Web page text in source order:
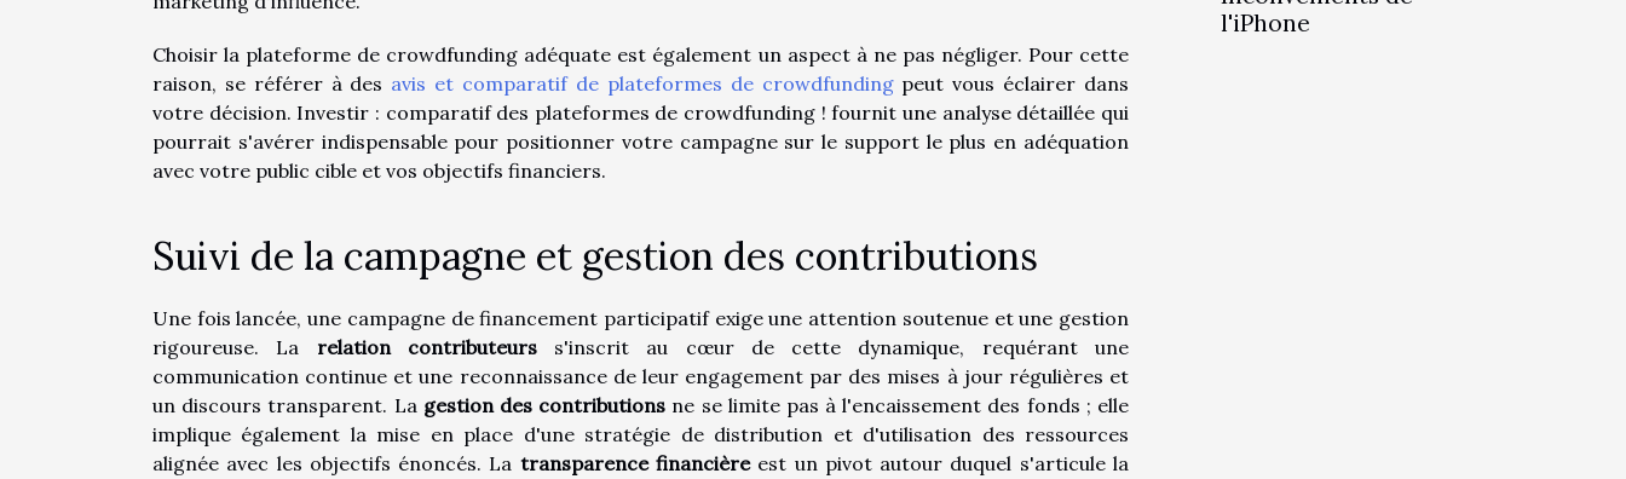
Choisir la plateforme de crowdfunding adéquate est également un aspect à ne pas négliger. Pour cette
raison, se référer à des avis et comparatif de plateformes de crowdfundingpeut vous éclairer dans
votre décision. Investir : comparatif des plateformes de crowdfunding ! fournit une analyse détaillée qui
pourrait s'avérer indispensable pour positionner votre campagne sur le support le plus en adéquation
avec votre public cible et vos objectifs financiers.
Suivi de la campagne et gestion des contributions
Une fois lancée, une campagne de financement participatif exige une attention soutenue et une gestion
rigoureuse. La relation contributeurss'inscrit au cœur de cette dynamique, requérant une
communication continue et une reconnaissance de leur engagement par des mises à jour régulières et
un discours transparent. La gestion des contributions ne se limite pas à l'encaissement des fonds ; elle
implique également la mise en place d'une stratégie de distribution et d'utilisation des ressources
alignée avec les objectifs énoncés. La transparence financièreest un pivot autour duquel s'articule la
l'iPhone